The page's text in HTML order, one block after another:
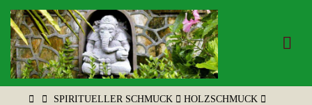
Zum
Inhalt
springen
STARTSPIRITUELLER SCHMUCK
HOLZSCHMUCK